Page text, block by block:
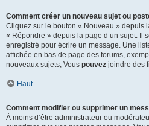
Comment créer un nouveau sujet ou
Cliquez sur le bouton « Nouveau » depuis
« Répondre » depuis la page d’un sujet. Il
enregistré pour écrire un message. Une
affichée en bas de page des forums,
nouveaux sujets, Vous pouvez joindre des
Haut
Comment modifier ou supprimer un
À moins d’être administrateur ou